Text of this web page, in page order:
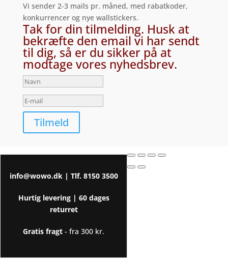
Vi sender 2-3 mails pr. måned, med rabatkoder,
konkurrencer og nye wallstickers.
Tak for din tilmelding. Husk at
bekræfte den email vi har sendt
til dig, så er du sikker på at
modtage vores nyhedsbrev.
Tilmeld
info@wowo.dk| Tlf. 8150 3500
Hurtig levering | 60 dages
returret
Gratis fragt - fra 300 kr.